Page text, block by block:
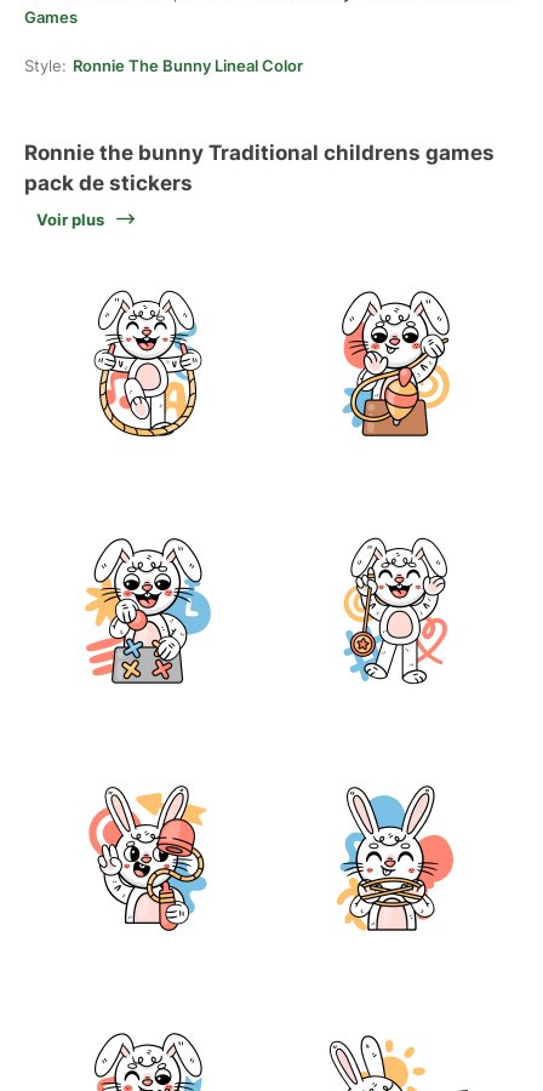
Games
Style: Ronnie The Bunny Lineal Color
Ronnie the bunny Traditional childrens games
pack de stickers
Voir plus